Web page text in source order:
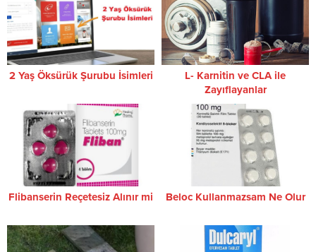
2 Yaş Öksürük Şurubu İsimleri
L- Karnitin ve CLA ile
Zayıflayanlar
Flibanserin Reçetesiz Alınır mi Beloc Kullanmazsam Ne Olur